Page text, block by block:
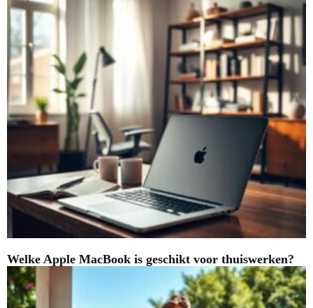
Welke Apple MacBook is geschikt voor thuiswerken?